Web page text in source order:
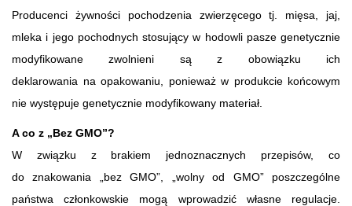
Producenci żywności pochodzenia zwierzęcego tj. mięsa, jaj,
mleka i jego pochodnych stosujący w hodowli pasze genetycznie
modyfikowane zwolnieni są z obowiązku ich
deklarowania na opakowaniu, ponieważ w produkcie końcowym
nie występuje genetycznie modyfikowany materiał.
A co z „Bez GMO”?
W związku z brakiem jednoznacznych przepisów, co
do znakowania „bez GMO”, „wolny od GMO” poszczególne
państwa członkowskie mogą wprowadzić własne regulacje.